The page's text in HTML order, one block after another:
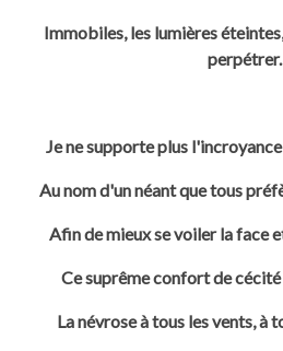
Immobiles, les lumières
perpétrer.
Je ne supporte plus
Au nom d'un néant que tous
Afin de mieux se voiler la face
Ce suprême confort de
La névrose à tous les vents, à